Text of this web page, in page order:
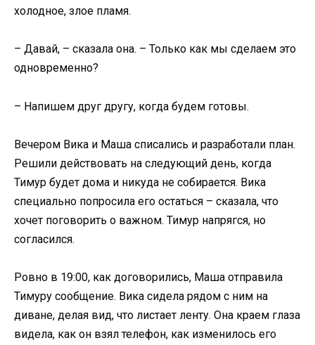
холодное, злое пламя.
– Давай, – сказала она. – Только как мы сделаем это
одновременно?
– Напишем друг другу, когда будем готовы.
Вечером Вика и Маша списались и разработали план.
Решили действовать на следующий день, когда
Тимур будет дома и никуда не собирается. Вика
специально попросила его остаться – сказала, что
хочет поговорить о важном. Тимур напрягся, но
согласился.
Ровно в 19:00, как договорились, Маша отправила
Тимуру сообщение. Вика сидела рядом с ним на
диване, делая вид, что листает ленту. Она краем глаза
видела, как он взял телефон, как изменилось его